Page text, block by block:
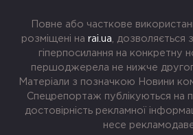
Повне або часткове
розміщені на rai.ua , дозволяється
гіперпосилання на конкретну
першоджерела не нижче
Матеріали з позначкою Новини
Спецрепортаж публікуються на
достовірність рекламної
несе